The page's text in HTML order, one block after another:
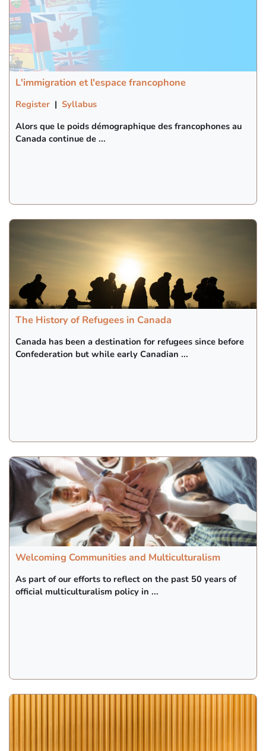
L'immigration et l'espace francophone
Register | Syllabus
Alors que le poids démographique des francophones au
Canada continue de ...
The History of Refugees in Canada
Canada has been a destination for refugees since before
Confederation but while early Canadian ...
Welcoming Communities and Multiculturalism
As part of our efforts to reflect on the past 50 years of
official multiculturalism policy in ...